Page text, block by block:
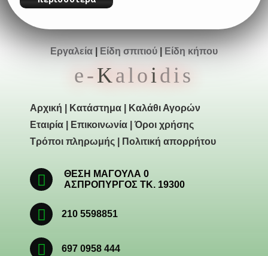
Εργαλεία Είδη σπιτιού Είδη κήπου
e-Kaloi dis
Αρχική Κατάστημα
Καλάθι Αγορών
Εταιρία
Επικοινωνία |Όροι χρήσης
Τρόποι πληρωμής
Πολιτική απορρήτου
ΘΕΣΗ ΜΑΓΟΥΛΑ 0
ΑΣΠΡΟΠΥΡΓΟΣ ΤΚ. 19300
210 5598851
697 0958 444